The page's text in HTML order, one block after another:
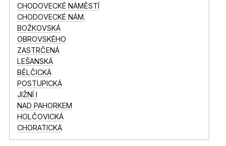
CHODOVECKÉ NÁMĚSTÍ
CHODOVECKÉ NÁM.
BOŽKOVSKÁ
OBROVSKÉHO
ZASTRČENÁ
LEŠANSKÁ
BĚLČICKÁ
POSTUPICKÁ
JIŽNÍ I
NAD PAHORKEM
HOLČOVICKÁ
CHORATICKÁ